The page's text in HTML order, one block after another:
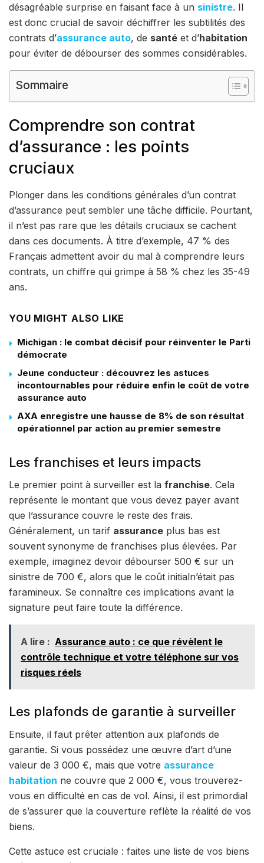
désagréable surprise en faisant face à un sinistre. Il
est donc crucial de savoir déchiffrer les subtilités des
contrats d’assurance auto, de santé et d’habitation
pour éviter de débourser des sommes considérables.
Sommaire
Comprendre son contrat
d’assurance : les points
cruciaux
Plonger dans les conditions générales d’un contrat
d’assurance peut sembler une tâche difficile. Pourtant,
il n’est pas rare que les détails cruciaux se cachent
dans ces documents. À titre d’exemple, 47 % des
Français admettent avoir du mal à comprendre leurs
contrats, un chiffre qui grimpe à 58 % chez les 35-49
ans.
YOU MIGHT ALSO LIKE
Michigan : le combat décisif pour réinventer le Parti
démocrate
Jeune conducteur : découvrez les astuces
incontournables pour réduire enfin le coût de votre
assurance auto
AXA enregistre une hausse de 8% de son résultat
opérationnel par action au premier semestre
Les franchises et leurs impacts
Le premier point à surveiller est la franchise. Cela
représente le montant que vous devez payer avant
que l’assurance couvre le reste des frais.
Généralement, un tarif assurance plus bas est
souvent synonyme de franchises plus élevées. Par
exemple, imaginez devoir débourser 500 € sur un
sinistre de 700 €, alors que le coût initialn’était pas
faramineux. Se connaître ces implications avant la
signature peut faire toute la différence.
A lire : Assurance auto : ce que révèlent le
contrôle technique et votre téléphone sur vos
risques réels
Les plafonds de garantie à surveiller
Ensuite, il faut prêter attention aux plafonds de
garantie. Si vous possédez une œuvre d’art d’une
valeur de 3 000 €, mais que votre assurance
habitation ne couvre que 2 000 €, vous trouverez-
vous en difficulté en cas de vol. Ainsi, il est primordial
de s’assurer que la couverture reflète la réalité de vos
biens.
Cette astuce est cruciale : faites une liste de vos biens